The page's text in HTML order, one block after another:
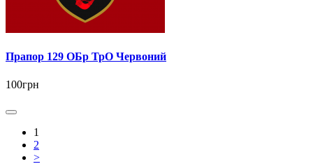
Прапор 129 ОБр ТрО Червоний
100грн
1
2
>